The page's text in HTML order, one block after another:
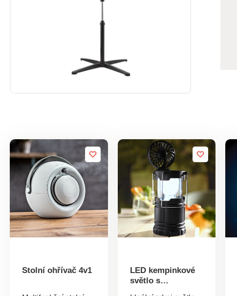
Stolní ohřívač 4v1
LED kempinkové
světlo s